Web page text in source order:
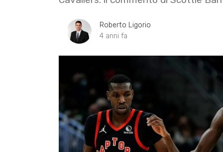
Roberto Ligorio
4 anni fa